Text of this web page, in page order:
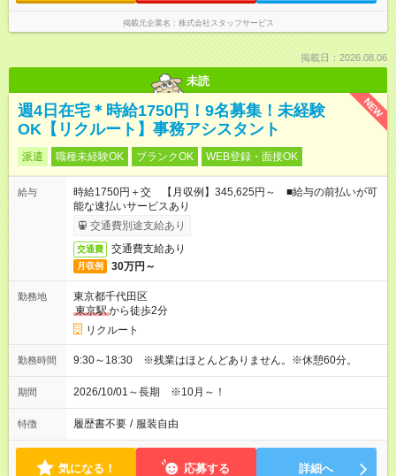
掲載元企業名 株式会社スタッフサービス
掲載日：2026.08.06
未読
NEW
週4日在宅＊時給1750円！9名募集！未経験
OK【リクルート】事務アシスタント
派遣 職種未経験OK ブランクOK WEB登録・面接OK
給与
時給1750円＋交 【月収例】345,625円～ ■給与の前払いが可
能な速払いサービスあり
交通費別途支給あり
交通費 交通費支給あり
月収例 30万円～
勤務地
東京都千代田区
東京駅から徒歩2分
リクルート
勤務時間 9:30～18:30 ※残業はほとんどありません。※休憩60分。
期間 2026/10/01～長期 ※10月～！
特徴 履歴書不要 / 服装自由
気になる！ 応募する 詳細へ